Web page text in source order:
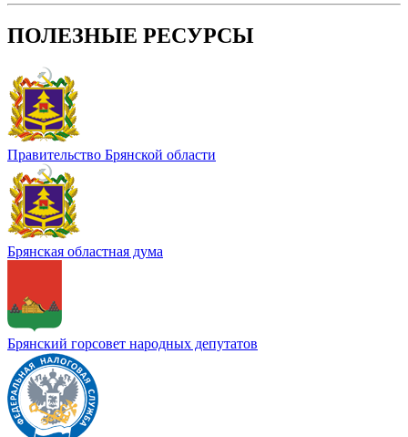
ПОЛЕЗНЫЕ РЕСУРСЫ
Правительство Брянской области
Брянская областная дума
Брянский горсовет народных депутатов